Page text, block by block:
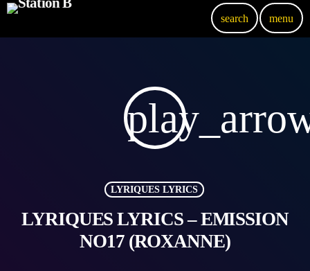
search menu
LYRIQUES LYRICS
LYRIQUES LYRICS – EMISSION
NO17 (ROXANNE)